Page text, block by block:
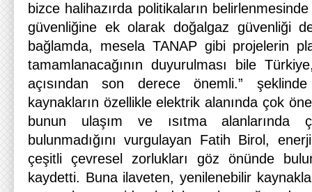
bizce halihazırda politikaların
güvenliğine ek olarak doğalgaz güvenliği
bağlamda, mesela TANAP gibi projelerin
tamamlanacağının duyurulması bile
açısından son derece önemli.”
kaynakların özellikle elektrik alanında çok
bunun ulaşım ve ısıtma
bulunmadığını vurgulayan Fatih Birol,
çeşitli çevresel zorlukları göz önünde
kaydetti. Buna ilaveten, yenilenebilir